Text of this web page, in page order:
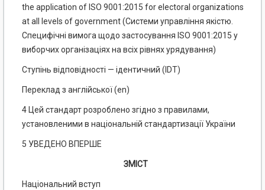
the application of ISO 9001:2015 for electoral organizations
at all levels of government (Системи управління якістю.
Специфічні вимога щодо застосування ISO 9001:2015 у
виборчих організаціях на всіх рівнях урядування)
Ступінь відповідності — ідентичний (IDT)
Переклад з англійської (еn)
4 Цей стандарт розроблено згідно з правилами,
установленими в національній стандартизації України
5 УВЕДЕНО ВПЕРШЕ
ЗМІСТ
Національний вступ